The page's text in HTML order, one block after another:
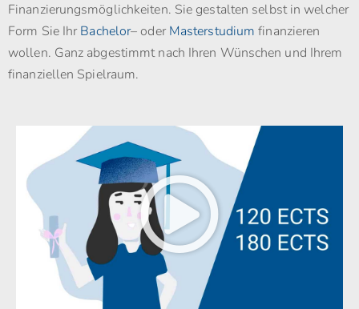
Finanzierungsmöglichkeiten. Sie gestalten selbst in welcher
Form Sie IhrBachelor– oderMasterstudium finanzieren
wollen. Ganz abgestimmt nach Ihren Wünschen und Ihrem
finanziellen Spielraum.